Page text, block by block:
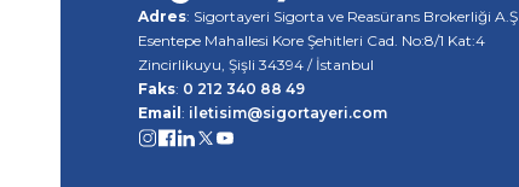
Adres: Sigortayeri Sigorta ve Reasürans Brokerliği A.Ş
Esentepe Mahallesi Kore Şehitleri Cad. No:8/1 Kat:4
Zincirlikuyu, Şişli 34394 / İstanbul
Faks: 0 212 340 88 49
Email : iletisim@sigortayeri.com